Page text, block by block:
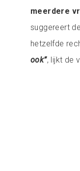
meerdere
suggereert
hetzelfde
ook”, lijkt de